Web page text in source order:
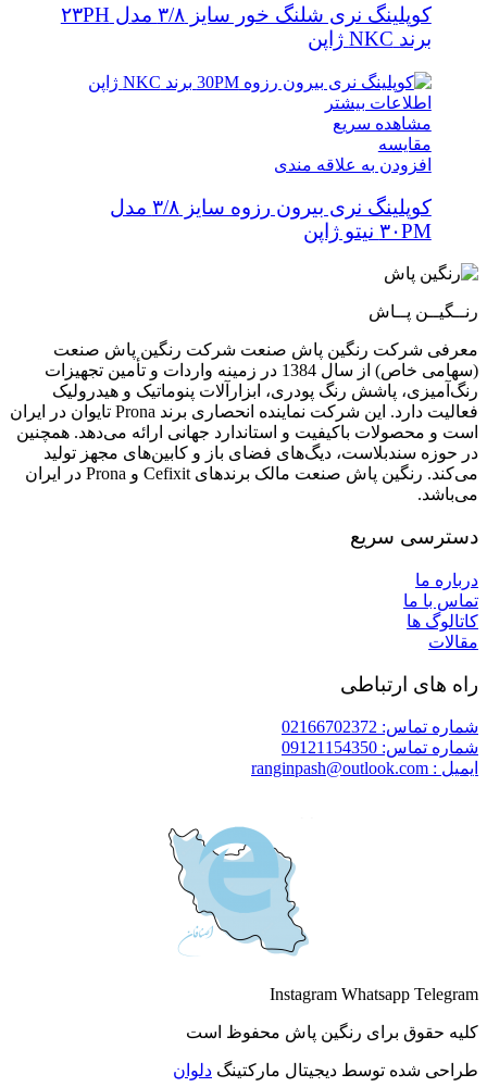
کوپلینگ نری شلنگ خور سایز ۳/۸ مدل ۲۳PH
برند NKC ژاپن
اطلاعات بیشتر
مشاهده سریع
مقایسه
افزودن به علاقه مندی
کوپلینگ نری بیرون رزوه سایز ۳/۸ مدل
۳۰PM نیتو ژاپن
رنــگیــن پــاش
معرفی شرکت رنگین پاش صنعت شرکت رنگین پاش صنعت
(سهامی خاص) از سال 1384 در زمینه واردات و تأمین تجهیزات
رنگ‌آمیزی، پاشش رنگ پودری، ابزارآلات پنوماتیک و هیدرولیک
فعالیت دارد. این شرکت نماینده انحصاری برند Prona تایوان در ایران
است و محصولات باکیفیت و استاندارد جهانی ارائه می‌دهد. همچنین
در حوزه سندبلاست، دیگ‌های فضای باز و کابین‌های مجهز تولید
می‌کند. رنگین پاش صنعت مالک برندهای Cefixit و Prona در ایران
می‌باشد.
دسترسی سریع
درباره ما
تماس با ما
کاتالوگ ها
مقالات
راه های ارتباطی
شماره تماس: 02166702372
شماره تماس: 09121154350
ایمیل : ranginpash@outlook.com
Instagram Whatsapp Telegram
کلیه حقوق برای رنگین پاش محفوظ است
طراحی شده توسط دیجیتال مارکتینگ دلوان